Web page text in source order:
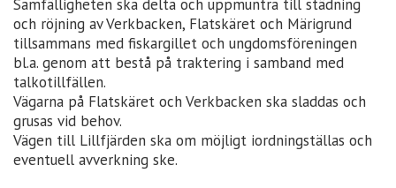
Samfälligheten ska delta och uppmuntra till städning
och röjning av Verkbacken, Flatskäret och Märigrund
tillsammans med fiskargillet och ungdomsföreningen
bl.a. genom att bestå på traktering i samband med
talkotillfällen.
Vägarna på Flatskäret och Verkbacken ska sladdas och
grusas vid behov.
Vägen till Lillfjärden ska om möjligt iordningställas och
eventuell avverkning ske.